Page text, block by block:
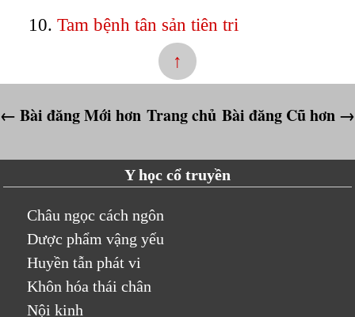
Tam bệnh tân sản tiên tri
↑
← Bài đăng Mới hơn Bài đăng Cũ hơn →
Trang chủ
Y học cổ truyền
Châu ngọc cách ngôn
Dược phẩm vậng yếu
Huyền tẫn phát vi
Khôn hóa thái chân
Nội kinh